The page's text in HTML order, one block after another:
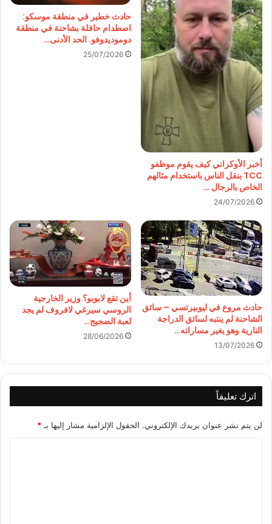
أخبر الأوكراني كيف يقوم موظفو
TCC بنقل الناس باستخدام مثالهم
الخاص بالرجال …
24/07/2026
حادث خطير في منطقة موسكو:
اصطدام حافلة بشاحنة في منطقة
دوموديدوفو. الحد الأدنى…
25/07/2026
حادث مروع في ليوبيرتسي – سائق
الشاحنة لم ينتبه لسائق الدراجة
النارية وهو يغير مساراته…
13/07/2026
أين تقع لابوبو؟ وزير الخارجية
الروسي سيرغي لافروف لم يجد
لعبة الضجيج…
28/06/2026
اترك تعليقاً
لن يتم نشر عنوان بريدك الإلكتروني. الحقول الإلزامية مشار إليها بـ*